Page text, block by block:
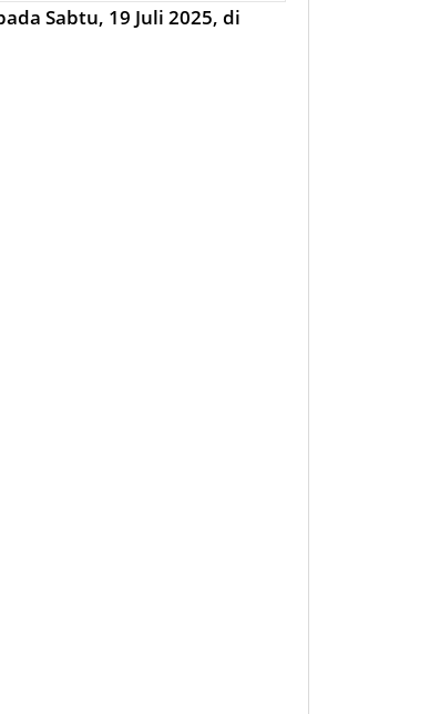
Sabtu, 19 Juli 2025, di